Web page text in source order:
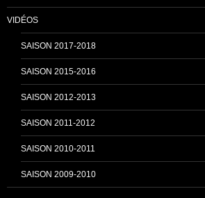
VIDÉOS
SAISON 2017-2018
SAISON 2015-2016
SAISON 2012-2013
SAISON 2011-2012
SAISON 2010-2011
SAISON 2009-2010